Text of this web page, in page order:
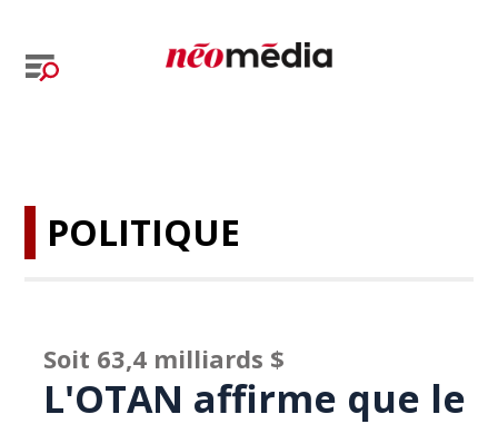
POLITIQUE
Soit 63,4 milliards $
L'OTAN affirme que le